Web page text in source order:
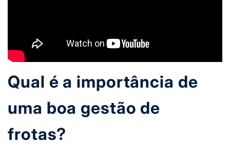
Qual é a importância de
uma boa gestão de
frotas?